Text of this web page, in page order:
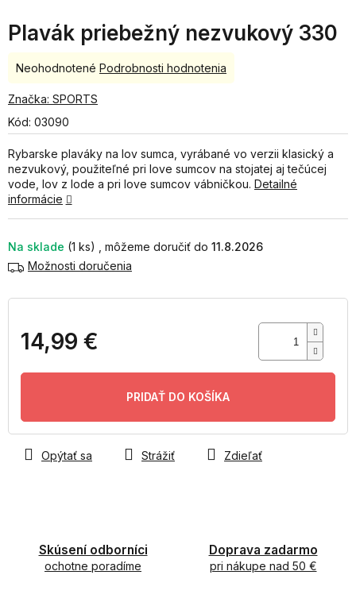
Plavák priebežný nezvukový 330
Kód: 03090
Na sklade (1 ks)
11.8.2026
Možnosti doručenia
14,99 €
PRIDAŤ DO KOŠÍKA
Skúsení odborníci
ochotne poradíme
Doprava zadarmo
pri nákupe nad 50 €
Rybarske plaváky na lov sumca, vyrábané vo verzii klasický a
nezvukový, použiteľné pri love sumcov na stojatej aj tečúcej
vode, lov z lode a pri love sumcov vábničkou. Detailné
informácie
Opýtať sa Strážiť Zdieľať
Priemerné
produktu
0,0
5
hviezdičiek.
Neohodnotené Podrobnosti hodnotenia
Značka: SPORTS